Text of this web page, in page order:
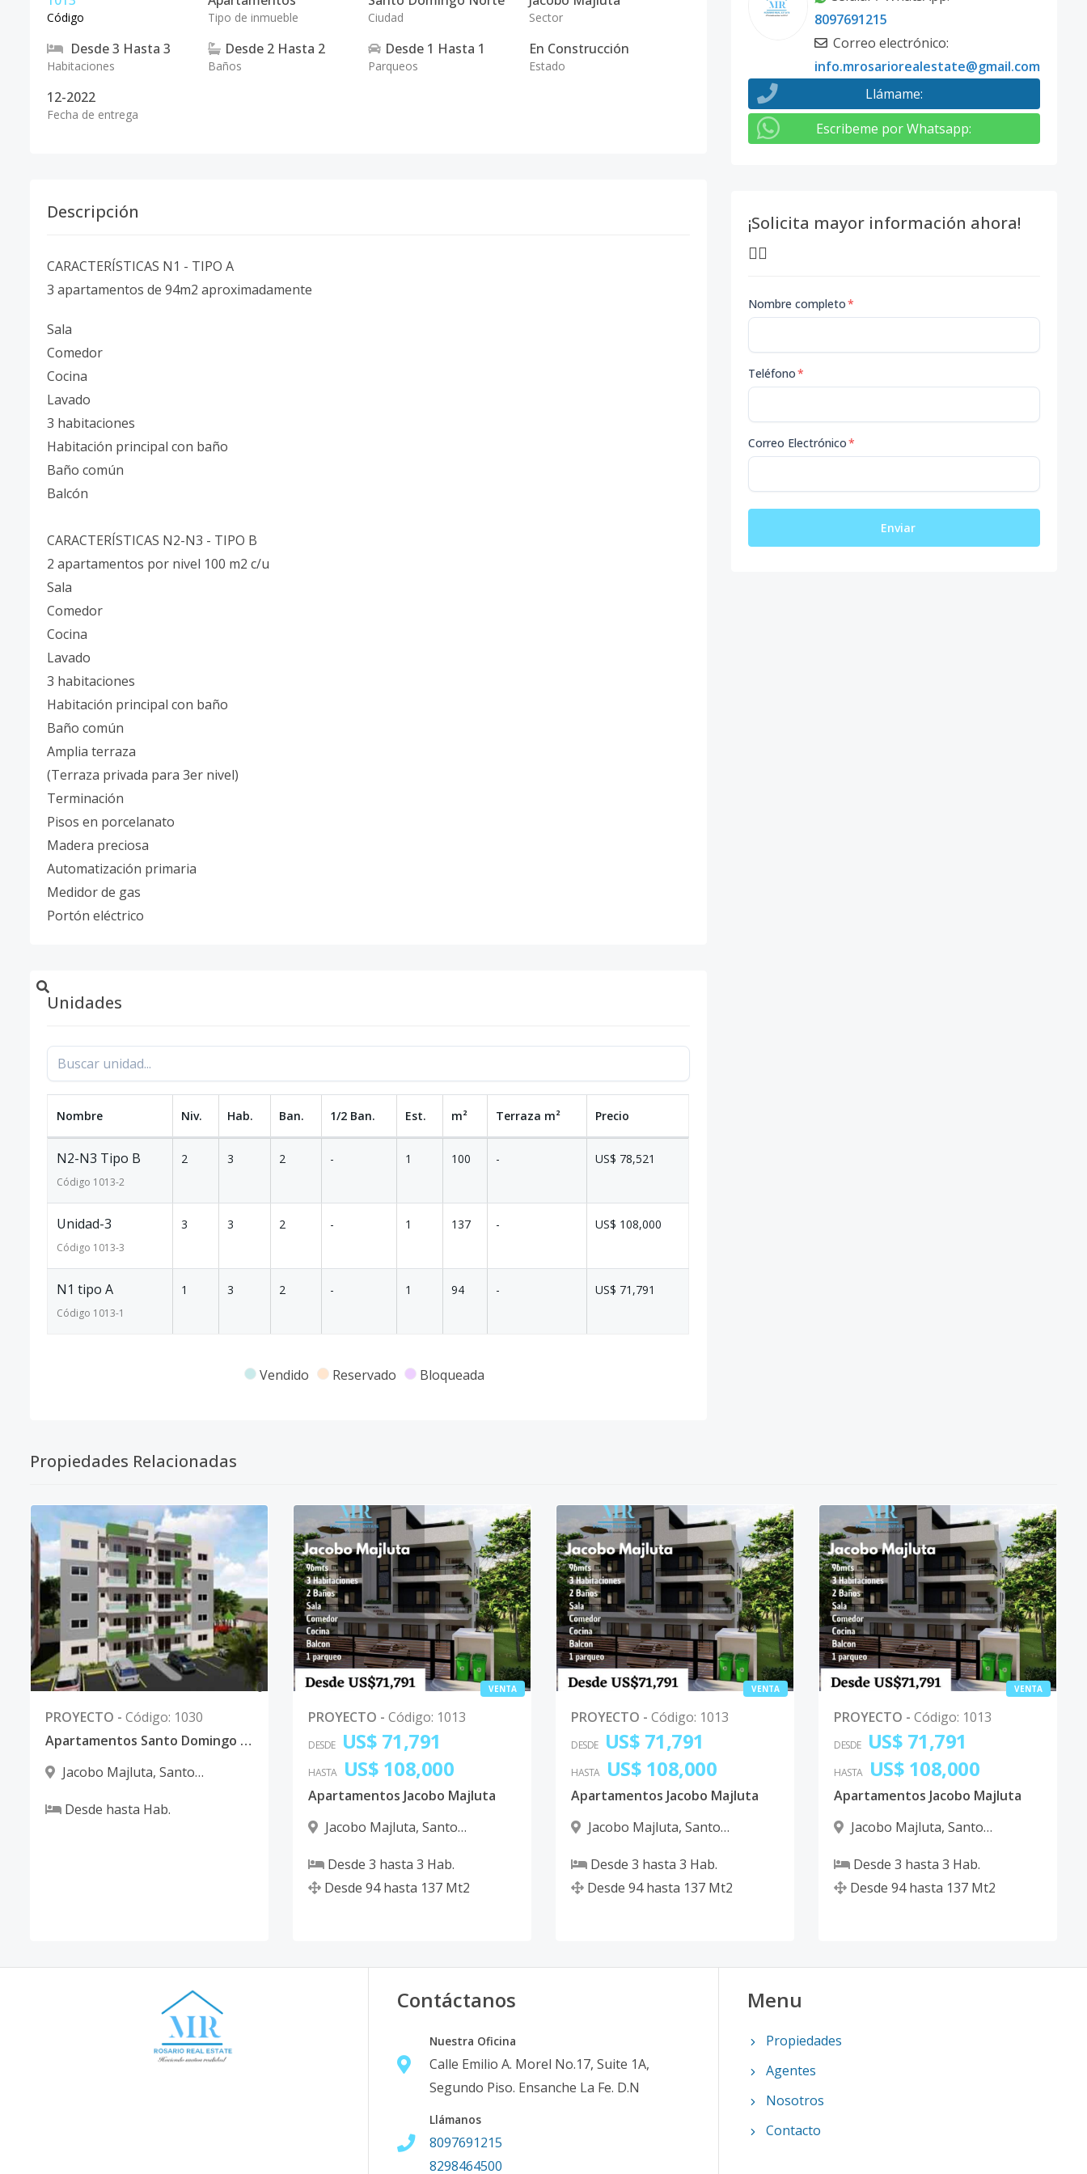
Código Tipo de inmueble Ciudad Sector
Desde3 Hasta 3
Habitaciones
Desde 2 Hasta 2
Baños
Desde 1 Hasta 1
Parqueos
En Construcción
Estado
12-2022
Fecha de entrega
Descripción
CARACTERÍSTICAS N1 - TIPO A
3 apartamentos de 94m2 aproximadamente
Sala
Comedor
Cocina
Lavado
3 habitaciones
Habitación principal con baño
Baño común
Balcón
CARACTERÍSTICAS N2-N3 - TIPO B
2 apartamentos por nivel 100 m2 c/u
Sala
Comedor
Cocina
Lavado
3 habitaciones
Habitación principal con baño
Baño común
Amplia terraza
(Terraza privada para 3er nivel)
Terminación
Pisos en porcelanato
Madera preciosa
Automatización primaria
Medidor de gas
Portón eléctrico
Unidades
Nombre Niv. Hab. Ban. 1/2 Ban. Est. m² Terraza m² Precio
N2-N3 Tipo B
Código 1013-2
2 3 2 - 1 100 - US$ 78,521
Unidad-3
Código 1013-3
3 3 2 - 1 137 - US$ 108,000
N1 tipo A
Código 1013-1
1 3 2 - 1 94 - US$ 71,791
Vendido Reservado Bloqueada
8097691215
Correo electrónico:
info.mrosariorealestate@gmail.com
Llámame:
Escribeme por Whatsapp:
¡Solicita mayor información ahora!
👇🏽
Nombre completo*
Teléfono*
Correo Electrónico*
Enviar
Propiedades Relacionadas
0
PROYECTO - Código: 1030
Apartamentos Santo Domingo Norte
Jacobo Majluta, Santo
Desde hasta Hab.
VENTA
PROYECTO - Código: 1013
DESDE US$ 71,791
HASTA US$ 108,000
Apartamentos Jacobo Majluta
Jacobo Majluta, Santo
Desde 3 hasta 3 Hab.
Desde 94 hasta 137 Mt2
VENTA
PROYECTO - Código: 1013
DESDE US$ 71,791
HASTA US$ 108,000
Apartamentos Jacobo Majluta
Jacobo Majluta, Santo
Desde 3 hasta 3 Hab.
Desde 94 hasta 137 Mt2
VENTA
PROYECTO - Código: 1013
DESDE US$ 71,791
HASTA US$ 108,000
Apartamentos Jacobo Majluta
Jacobo Majluta, Santo
Desde 3 hasta 3 Hab.
Desde 94 hasta 137 Mt2
Contáctanos
Nuestra Oficina
Calle Emilio A. Morel No.17, Suite 1A,
Segundo Piso. Ensanche La Fe. D.N
Llámanos
8097691215
8298464500
Menu
Propiedades
Agentes
Nosotros
Contacto